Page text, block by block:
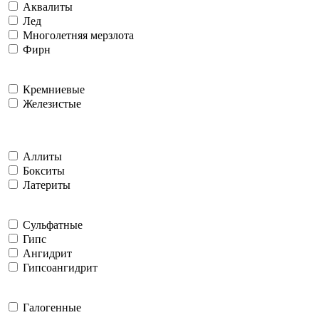
Аквалиты
Лед
Многолетняя мерзлота
Фирн
Кремниевые
Железистые
Аллиты
Бокситы
Латериты
Сульфатные
Гипс
Ангидрит
Гипсоангидрит
Галогенные